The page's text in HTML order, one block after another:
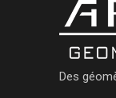
Des